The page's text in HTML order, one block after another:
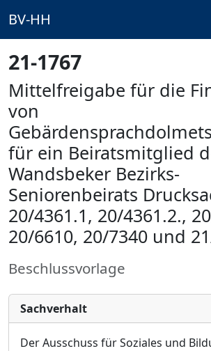
BV-HH
21-1767
Mittelfreigabe für die
von
für ein Beiratsmitglied
Wandsbeker Bezirks-
Seniorenbeirats
20/4361.1, 20/4361.2.,
20/6610, 20/7340 und
Beschlussvorlage
Sachverhalt
Der Ausschuss für Soziales und